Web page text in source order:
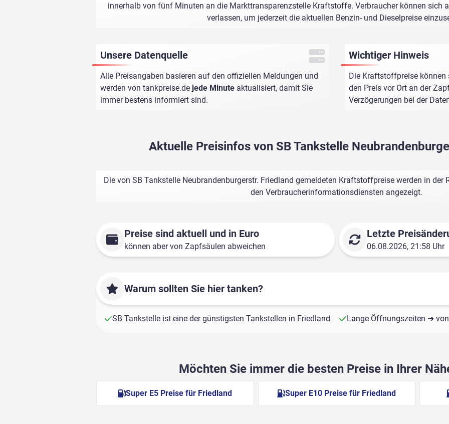
innerhalb von fünf Minuten an die Markttransparenzstelle Kraftstoffe. Verbraucher können sich
verlassen, um jederzeit die aktuellen Benzin- und Dieselpreise
Unsere Datenquelle
Alle Preisangaben basieren auf den offiziellen Meldungen und
werden von tankpreise.de jede Minute aktualisiert, damit Sie
immer bestens informiert sind.
Wichtiger Hinweis
Die Kraftstoffpreise
den Preis vor Ort an der
Verzögerungen bei der
Aktuelle Preisinfos von SB Tankstelle
Die von SB Tankstelle Neubrandenburgerstr. Friedland gemeldeten Kraftstoffpreise werden in der
den Verbraucherinformationsdiensten angezeigt.
Preise sind aktuell und in Euro
können aber von Zapfsäulen abweichen
Letzte
06.08.2026, 21:58 Uhr
Warum sollten Sie hier tanken?
SB Tankstelle ist eine der günstigsten Tankstellen in Friedland Lange Öffnungszeiten ➔
Möchten Sie immer die besten Preise in Ihrer
Super E5 Preise für Friedland Super E10 Preise für Friedland